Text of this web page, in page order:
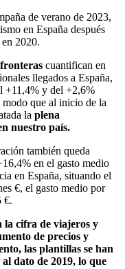
de verano de 2023,
en España después
2020.
cuantifican en
llegados a España,
+11,4% y del +2,6%
que al inicio de la
la plena
nuestro país.
también queda
en el gasto medio
en España, situando el
€, el gasto medio por
€.
la cifra de viajeros y
de precios y
las plantillas se han
dato de 2019, lo que